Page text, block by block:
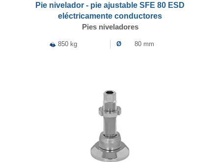
Pie nivelador - pie ajustable SFE 80 ESD
eléctricamente conductores
Pies niveladores
850 kg Ø 80 mm